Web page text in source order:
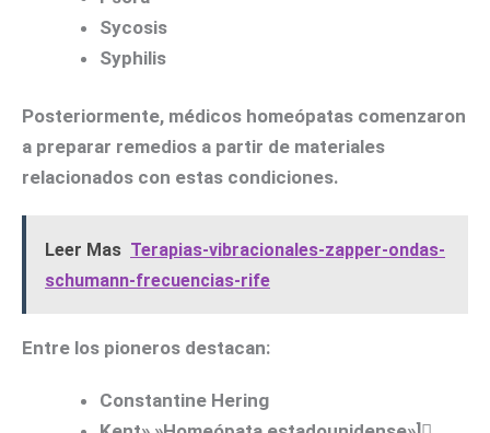
Sycosis
Syphilis
Posteriormente, médicos homeópatas comenzaron
a preparar remedios a partir de materiales
relacionados con estas condiciones.
Leer Mas Terapias-vibracionales-zapper-ondas-
schumann-frecuencias-rife
Entre los pioneros destacan:
Constantine Hering